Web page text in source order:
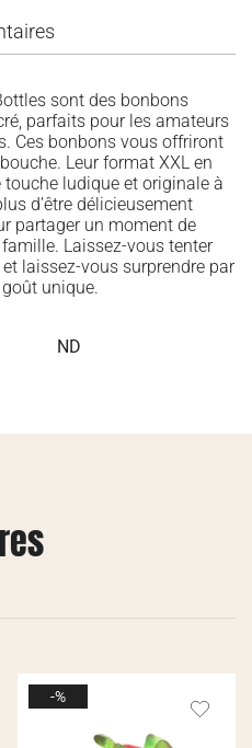
sont des bonbons
parfaits pour les amateurs
Ces bonbons vous offriront
Leur format XXL en
ludique et originale à
d’être délicieusement
partager un moment de
Laissez-vous tenter
laissez-vous surprendre par
unique.
ND
-%